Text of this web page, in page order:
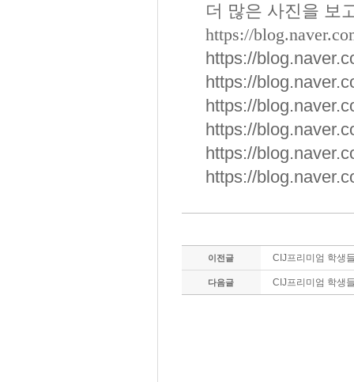
더 많은 사진을 보
https://
https://
https://
https://
https://
https://
https://
이전글 CIJ프리미엄 학생
다음글 CIJ프리미엄 학생